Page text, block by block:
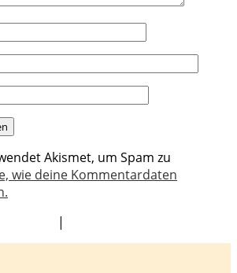
Akismet, um Spam zu
wie deine Kommentardaten
|